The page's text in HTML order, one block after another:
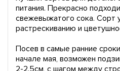
питания. Прекрасно
свежевыжатого сока. Сорт
растрескиванию и
Посев в самые ранние
начале мая, возможен